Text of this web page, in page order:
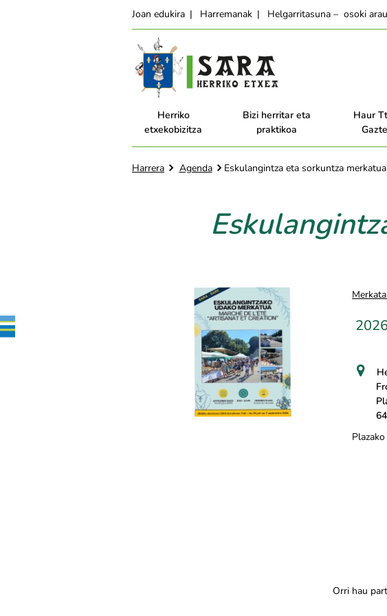
Joan edukira Harremanak Helgarritasuna – osoki
Herriko
etxekobizitza
Bizi herritar eta
praktikoa
Haur
Harrera Agenda Eskulangintza eta sorkuntza merkatua
Orri hau